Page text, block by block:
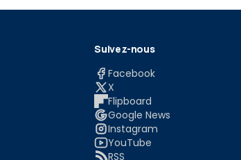
Suivez-nous
Facebook
X
Flipboard
Google News
Instagram
YouTube
RSS